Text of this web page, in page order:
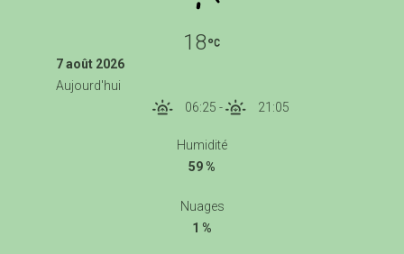
18
7 août 2026
Aujourd'hui
06:25 - 21:05
Humidité
59 %
Nuages
1 %